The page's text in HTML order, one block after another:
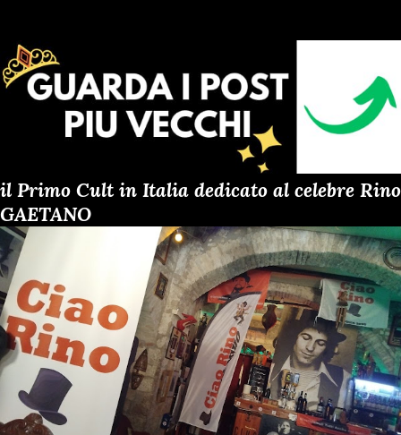
il Primo Cult in Italia dedicato al celebre Rino
GAETANO